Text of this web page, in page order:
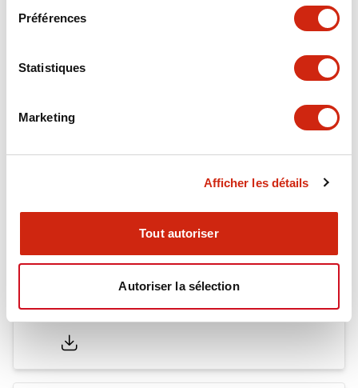
Préférences
Statistiques
Marketing
Afficher les détails
Tout autoriser
Autoriser la sélection
Catalogues Et Brochures Fiche Technique